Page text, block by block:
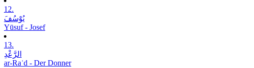
12.
یُوْسُفَ
Yūsuf - Josef
13.
الرَّعْدِ
ar-Raʿd - Der Donner